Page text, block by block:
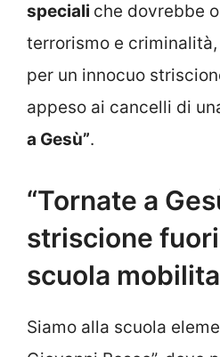
speciali che dovrebbe
terrorismo e
per un innocuo
appeso ai cancelli di
a Gesù”.
“Tornate a
striscione
scuola
Siamo alla scuola